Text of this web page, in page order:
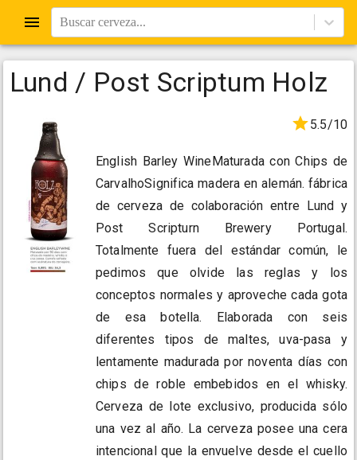
Buscar cerveza...
Lund / Post Scriptum Holz
5.5/10
English Barley WineMaturada con Chips de
CarvalhoSignifica madera en alemán. fábrica
de cerveza de colaboración entre Lund y
Post Scripturn Brewery Portugal.
Totalmente fuera del estándar común, le
pedimos que olvide las reglas y los
conceptos normales y aproveche cada gota
de esa botella. Elaborada con seis
diferentes tipos de maltes, uva-pasa y
lentamente madurada por noventa días con
chips de roble embebidos en el whisky.
Cerveza de lote exclusivo, producida sólo
una vez al año. La cerveza posee una cera
intencional que la envuelve desde el cuello